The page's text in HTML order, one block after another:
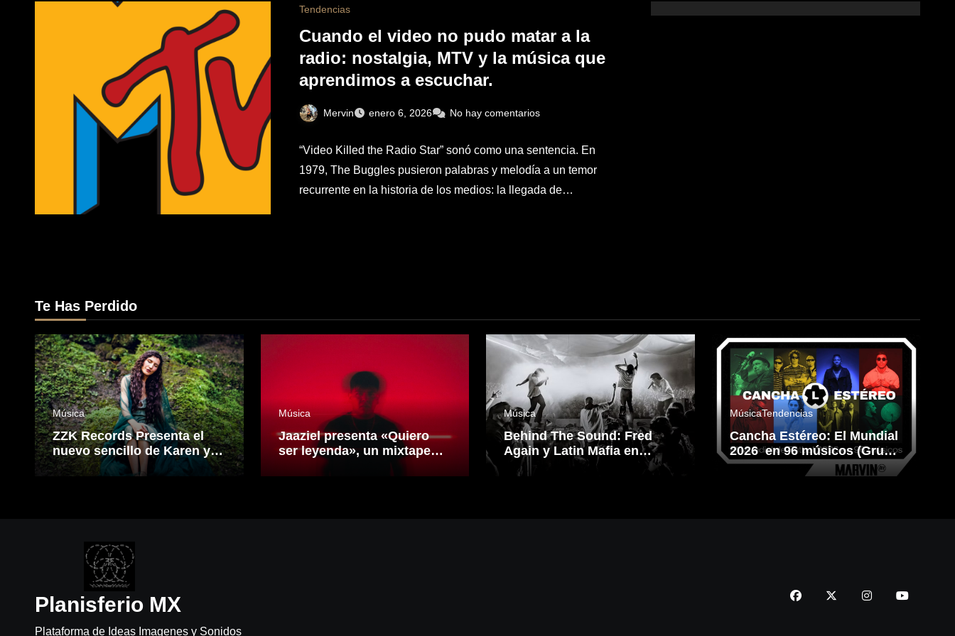
Tendencias
Cuando el video no pudo matar a la
radio: nostalgia, MTV y la música que
aprendimos a escuchar.
Mervin enero 6, 2026 No hay comentarios
“Video Killed the Radio Star” sonó como una sentencia. En
1979, The Buggles pusieron palabras y melodía a un temor
recurrente en la historia de los medios: la llegada de…
Te Has Perdido
Música
ZZK Records Presenta el
nuevo sencillo de Karen y
Los Remedios: “Ninfa”.
Música
Jaaziel presenta «Quiero
ser leyenda», un mixtape
que fusiona reggaetón y
electrónica desde una
Música
Behind The Sound: Fred
Again y Latin Mafia en
CDMX.
MúsicaTendencias
Cancha Estéreo: El Mundial
2026 en 96 músicos (Grupo
L)
Planisferio MX
Plataforma de Ideas Imagenes y Sonidos